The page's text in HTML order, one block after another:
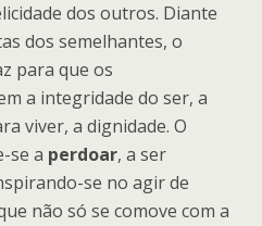
dos outros. Diante
dos semelhantes, o
para que os
a integridade do ser, a
viver, a dignidade. O
se a perdoar, a ser
se no agir de
não só se comove com a